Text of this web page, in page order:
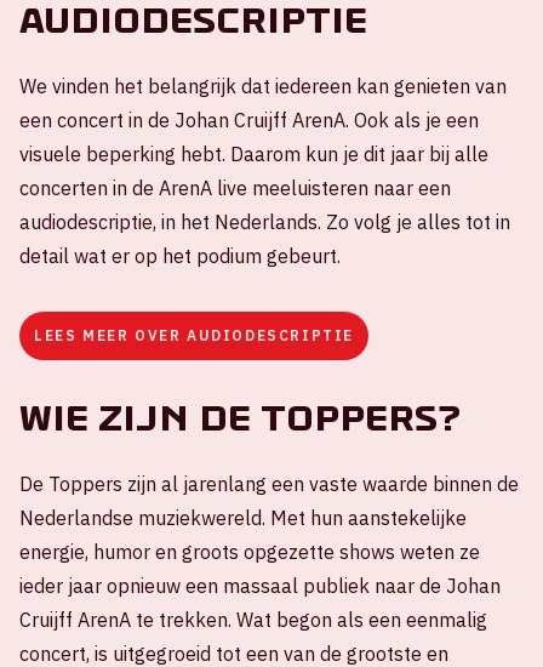
Audiodescriptie
We vinden het belangrijk dat iedereen kan genieten van
een concert in de Johan Cruijff ArenA. Ook als je een
visuele beperking hebt. Daarom kun je dit jaar bij alle
concerten in de ArenA live meeluisteren naar een
audiodescriptie, in het Nederlands. Zo volg je alles tot in
detail wat er op het podium gebeurt.
LEES MEER OVER AUDIODESCRIPTIE
Wie zijn De Toppers?
De Toppers zijn al jarenlang een vaste waarde binnen de
Nederlandse muziekwereld. Met hun aanstekelijke
energie, humor en groots opgezette shows weten ze
ieder jaar opnieuw een massaal publiek naar de Johan
Cruijff ArenA te trekken. Wat begon als een eenmalig
concert, is uitgegroeid tot een van de grootste en